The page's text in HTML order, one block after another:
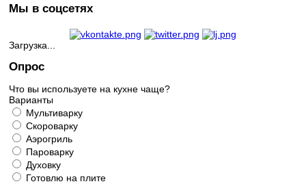
Мы в соцсетях
Загрузка...
Опрос
Что вы используете на кухне чаще?
Варианты
Мультиварку
Скороварку
Аэрогриль
Пароварку
Духовку
Готовлю на плите